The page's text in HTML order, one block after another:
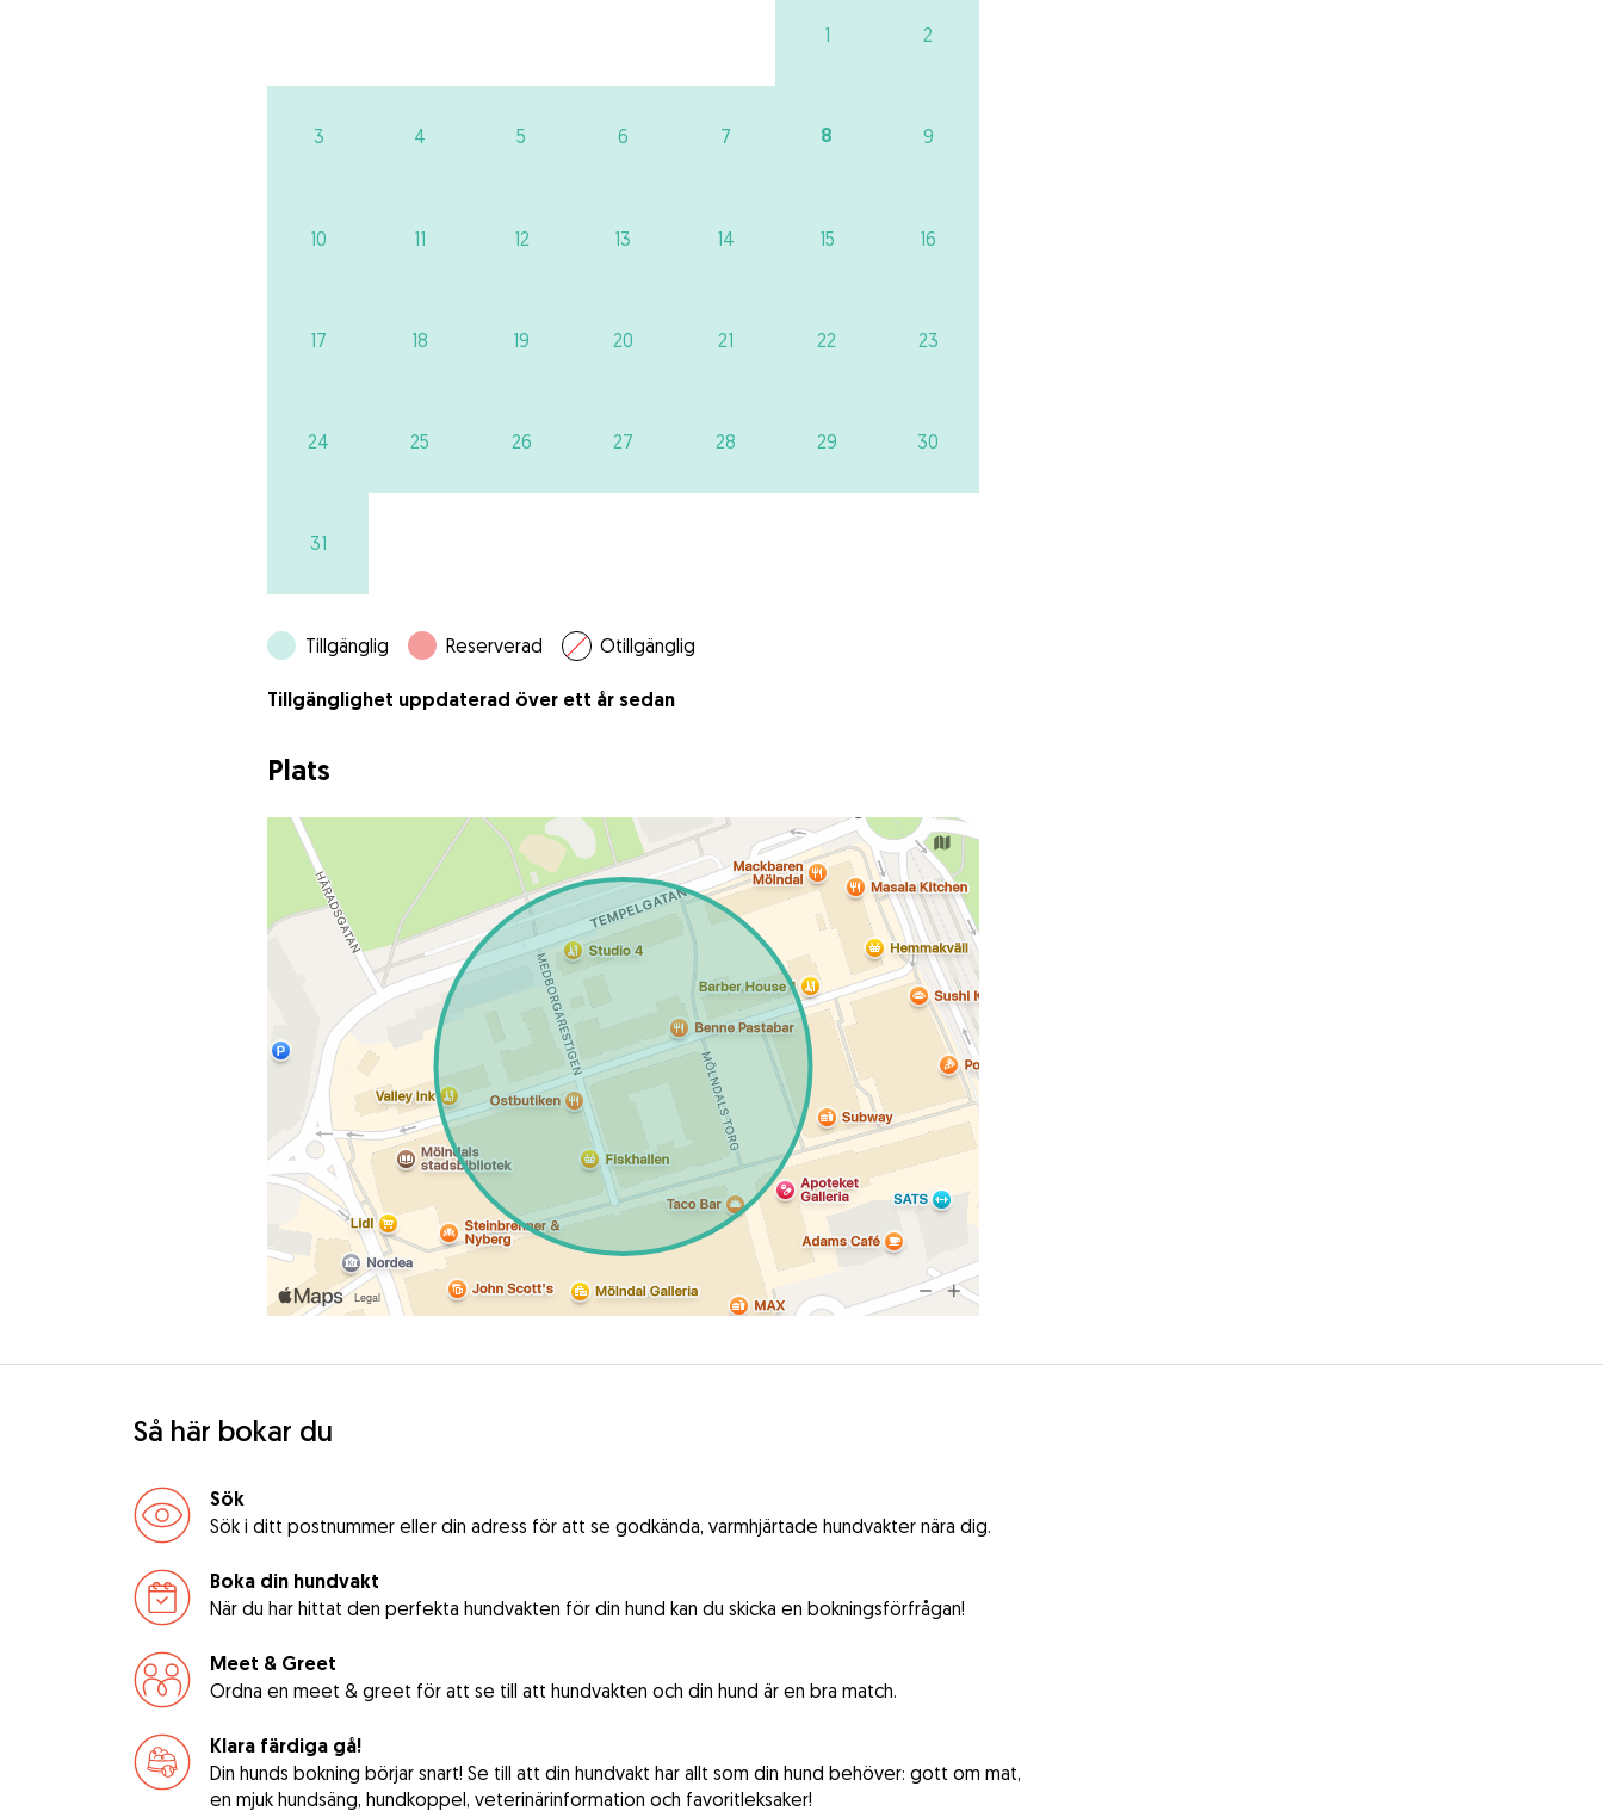
1 2
3 4 5 6 7 8 9
10 11 12 13 14 15 16
17 18 19 20 21 22 23
24 25 26 27 28 29 30
31
Tillgänglig Reserverad Otillgänglig
Tillgänglighet uppdaterad över ett år sedan
Plats
Så här bokar du
Sök
Sök i ditt postnummer eller din adress för att se godkända, varmhjärtade hundvakter nära dig.
Boka din hundvakt
När du har hittat den perfekta hundvakten för din hund kan du skicka en bokningsförfrågan!
Meet & Greet
Ordna en meet & greet för att se till att hundvakten och din hund är en bra match.
Klara färdiga gå!
Din hunds bokning börjar snart! Se till att din hundvakt har allt som din hund behöver: gott om mat,
en mjuk hundsäng, hundkoppel, veterinärinformation och favoritleksaker!